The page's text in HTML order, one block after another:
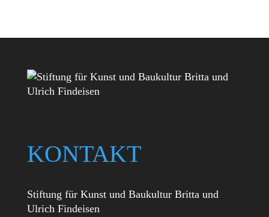
KONTAKT
Stiftung für Kunst und Baukultur Britta und
Ulrich Findeisen